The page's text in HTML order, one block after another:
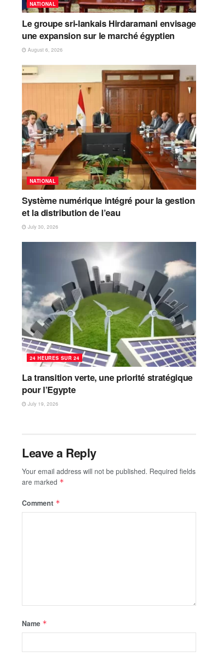
NATIONAL
Le groupe sri-lankais Hirdaramani envisage
une expansion sur le marché égyptien
August 6, 2026
NATIONAL
Système numérique intégré pour la gestion
et la distribution de l’eau
July 30, 2026
24 HEURES SUR 24
La transition verte, une priorité stratégique
pour l’Egypte
July 19, 2026
Leave a Reply
Your email address will not be published. Required fields
are marked *
Comment *
Name *